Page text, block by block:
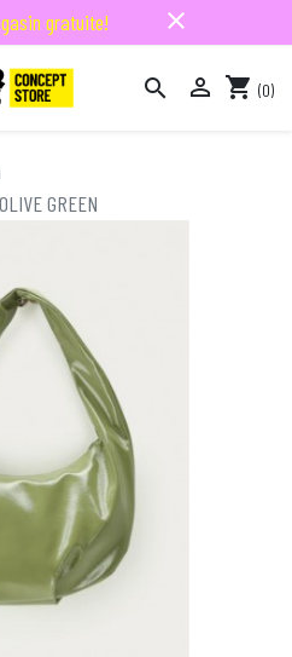
gratuite! close
  shopping_cart (0)
GREEN